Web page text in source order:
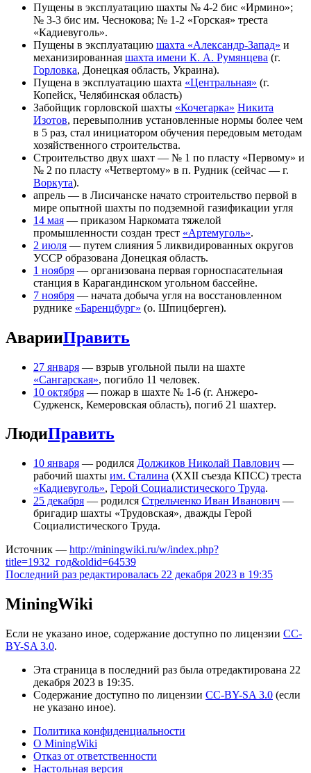
Пущены в эксплуатацию шахты № 4-2 бис «Ирмино»;
№ 3-3 бис им. Чеснокова; № 1-2 «Горская» треста
«Кадиевуголь».
Пущены в эксплуатацию шахта «Александр-Запад» и
механизированная шахта имени К. А. Румянцева (г.
Горловка, Донецкая область, Украина).
Пущена в эксплуатацию шахта «Центральная» (г.
Копейск, Челябинская область)
Забойщик горловской шахты «Кочегарка» Никита
Изотов, перевыполнив установленные нормы более чем
в 5 раз, стал инициатором обучения передовым методам
хозяйственного строительства.
Строительство двух шахт — № 1 по пласту «Первому» и
№ 2 по пласту «Четвертому» в п. Рудник (сейчас — г.
Воркута).
апрель — в Лисичанске начато строительство первой в
мире опытной шахты по подземной газификации угля
14 мая — приказом Наркомата тяжелой
промышленности создан трест «Артемуголь».
2 июля — путем слияния 5 ликвидированных округов
УССР образована Донецкая область.
1 ноября — организована первая горноспасательная
станция в Карагандинском угольном бассейне.
7 ноября — начата добыча угля на восстановленном
руднике «Баренцбург» (о. Шпицберген).
АварииПравить
27 января — взрыв угольной пыли на шахте
«Сангарская», погибло 11 человек.
10 октября — пожар в шахте № 1-6 (г. Анжеро-
Судженск, Кемеровская область), погиб 21 шахтер.
ЛюдиПравить
10 января — родился Должиков Николай Павлович —
рабочий шахты им. Сталина (ХХІІ съезда КПСС) треста
«Кадиевуголь», Герой Социалистического Труда.
25 декабря — родился Стрельченко Иван Иванович —
бригадир шахты «Трудовская», дважды Герой
Социалистического Труда.
Источник — http://miningwiki.ru/w/index.php?
title=1932_год&oldid=64539
Последний раз редактировалась 22 декабря 2023 в 19:35
MiningWiki
Если не указано иное, содержание доступно по лицензии CC-
BY-SA 3.0.
Эта страница в последний раз была отредактирована 22
декабря 2023 в 19:35.
Содержание доступно по лицензии CC-BY-SA 3.0 (если
не указано иное).
Политика конфиденциальности
О MiningWiki
Отказ от ответственности
Настольная версия